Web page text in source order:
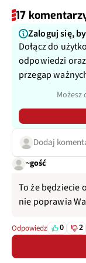
17
Zaloguj się,
Dołącz do
odpowiedzi
przegap
Możesz
Dodaj
~gość
To że będziecie
nie poprawia
Odpowiedz 0 2